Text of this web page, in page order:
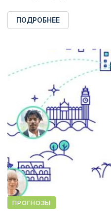
ПОДРОБНЕЕ
ПРОГНОЗЫ